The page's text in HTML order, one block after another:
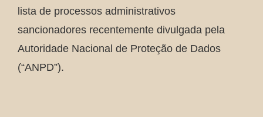
lista de processos administrativos
sancionadores recentemente divulgada pela
Autoridade Nacional de Proteção de Dados
(“ANPD”).